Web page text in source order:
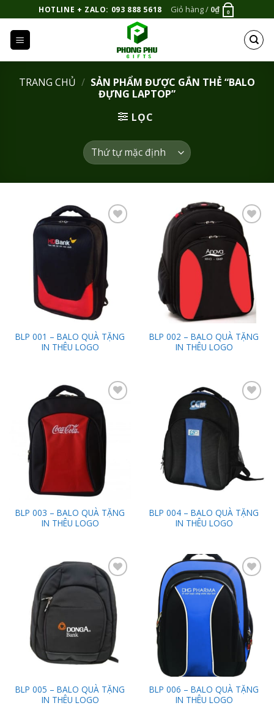
qua
dung
HOTLINE + ZALO: 093 888 5618 Giỏ hàng / 0₫ 0
TRANG CHỦ / SẢN PHẨM ĐƯỢC GẮN THẺ “BALO
ĐỰNG LAPTOP”
LỌC
Add to
Wishlist
BLP 001 – BALO QUÀ TẶNG
IN THÊU LOGO
Add to
Wishlist
BLP 002 – BALO QUÀ TẶNG
IN THÊU LOGO
Add to
Wishlist
BLP 003 – BALO QUÀ TẶNG
IN THÊU LOGO
Add to
Wishlist
BLP 004 – BALO QUÀ TẶNG
IN THÊU LOGO
Add to
Wishlist
BLP 005 – BALO QUÀ TẶNG
IN THÊU LOGO
Add to
Wishlist
BLP 006 – BALO QUÀ TẶNG
IN THÊU LOGO